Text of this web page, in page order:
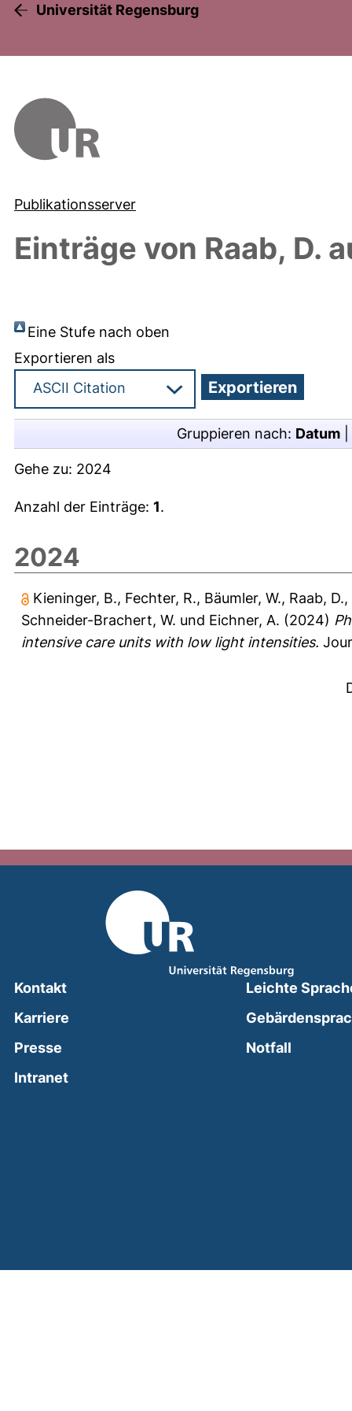
Universität Regensburg
Publikationsserver
Einträge von Raab, D.
Eine Stufe nach oben
Exportieren als
Gruppieren nach: Datum
Gehe zu: 2024
Anzahl der Einträge: 1.
2024
Kieninger, B., Fechter, R., Bäumler, W., Raab, D.,
Schneider-Brachert, W. und Eichner, A. (2024)
intensive care units with low light intensities.
Kontakt
Karriere
Presse
Intranet(external link, opens in a new window)
Leichte
Notfall